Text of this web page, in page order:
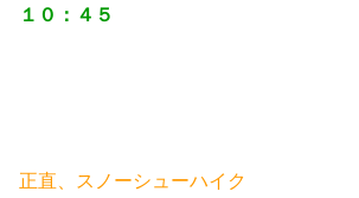
１０：４５
正直、スノーシューハイク